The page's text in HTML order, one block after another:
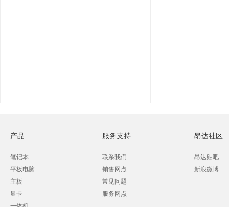
产品
笔记本
平板电脑
主板
显卡
服务支持
联系我们
销售网点
常见问题
服务网点
昂达社区
昂达贴吧
新浪微博